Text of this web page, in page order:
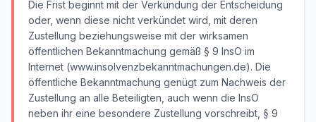
Die Frist beginnt mit der Verkündung der Entscheidung
oder, wenn diese nicht verkündet wird, mit deren
Zustellung beziehungsweise mit der wirksamen
öffentlichen Bekanntmachung gemäß § 9 InsO im
Internet (www.insolvenzbekanntmachungen.de). Die
öffentliche Bekanntmachung genügt zum Nachweis der
Zustellung an alle Beteiligten, auch wenn die InsO
neben ihr eine besondere Zustellung vorschreibt, § 9